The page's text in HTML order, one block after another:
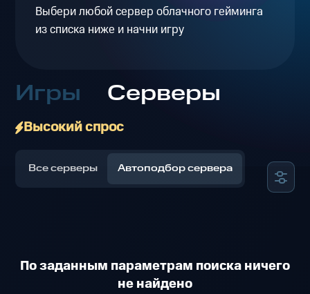
Выбери любой сервер облачного гейминга
из списка ниже и начни игру
Игры Серверы
Высокий спрос
Все серверы Автоподбор сервера
По заданным параметрам поиска ничего
не найдено